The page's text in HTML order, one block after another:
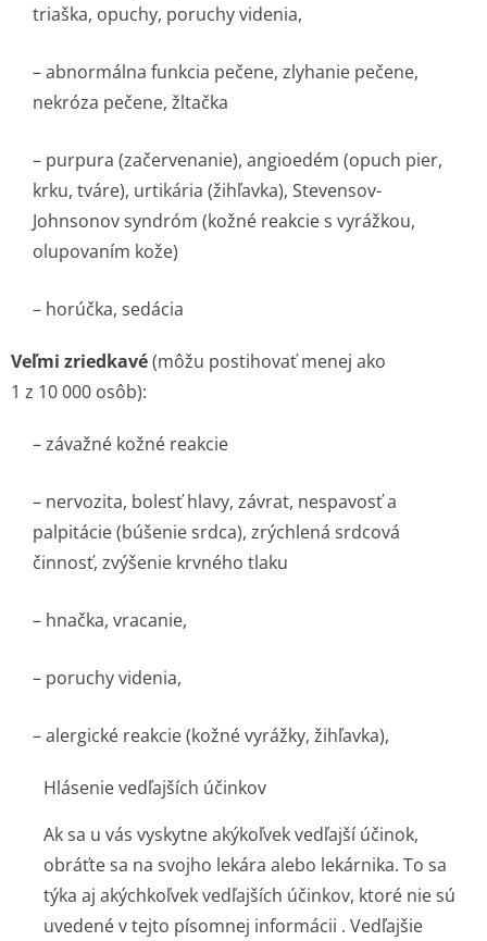
triaška, opuchy, poruchy videnia,
– abnormálna funkcia pečene, zlyhanie pečene,
nekróza pečene, žltačka
– purpura (začervenanie), angioedém (opuch pier,
krku, tváre), urtikária (žihľavka), Stevensov-
Johnsonov syndróm (kožné reakcie s vyrážkou,
olupovaním kože)
– horúčka, sedácia
Veľmi zriedkavé(môžu postihovať menej ako
1 z 10 000 osôb):
– závažné kožné reakcie
– nervozita, bolesť hlavy, závrat, nespavosť a
palpitácie (búšenie srdca), zrýchlená srdcová
činnosť, zvýšenie krvného tlaku
– hnačka, vracanie,
– poruchy videnia,
– alergické reakcie (kožné vyrážky, žihľavka),
Hlásenie vedľajších účinkov
Ak sa u vás vyskytne akýkoľvek vedľajší účinok,
obráťte sa na svojho lekára alebo lekárnika. To sa
týka aj akýchkoľvek vedľajších účinkov, ktoré nie sú
uvedené v tejto písomnej informácii . Vedľajšie